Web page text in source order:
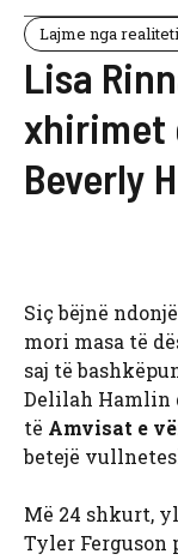
Lajme nga realiteti
Lisa
xhirimet
Beverly
Siç bëjnë
mori masa të
saj të
Delilah Hamlin
të Amvisat e
betejë
Më 24 shkurt,
Tyler Ferguson